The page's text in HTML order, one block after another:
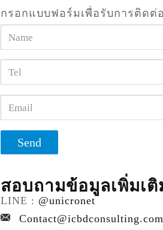
กรอกแบบฟอร์มเพื่อรับการติดต่
Send
สอบถามข้อมูลเพิ่มเติ
LINE : @unicronet
Contact@icbdconsulting.com